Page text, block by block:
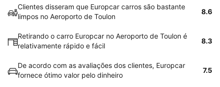
Clientes disseram que Europcar carros são bastante
limpos no Aeroporto de Toulon
8.6
Retirando o carro Europcar no Aeroporto de Toulon é
relativamente rápido e fácil
8.3
De acordo com as avaliações dos clientes, Europcar
fornece ótimo valor pelo dinheiro
7.5